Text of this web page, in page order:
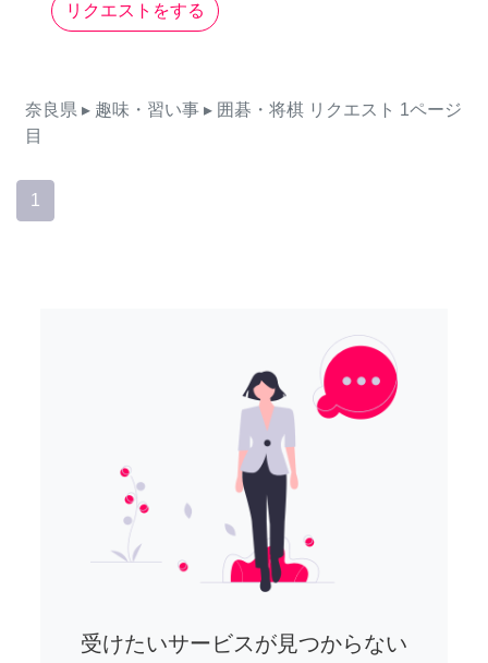
リクエストをする
奈良県 ▸ 趣味・習い事 ▸ 囲碁・将棋 リクエスト 1ページ
目
1
受けたいサービスが見つからない